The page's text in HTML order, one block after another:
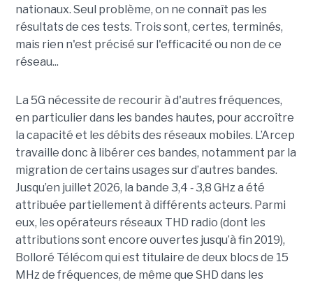
nationaux. Seul problème, on ne connaît pas les
résultats de ces tests. Trois sont, certes, terminés,
mais rien n'est précisé sur l'efficacité ou non de ce
réseau...
La 5G nécessite de recourir à d'autres fréquences,
en particulier dans les bandes hautes, pour accroître
la capacité et les débits des réseaux mobiles. L’Arcep
travaille donc à libérer ces bandes, notamment par la
migration de certains usages sur d’autres bandes.
Jusqu’en juillet 2026, la bande 3,4 ‑ 3,8 GHz a été
attribuée partiellement à différents acteurs. Parmi
eux, les opérateurs réseaux THD radio (dont les
attributions sont encore ouvertes jusqu’à fin 2019),
Bolloré Télécom qui est titulaire de deux blocs de 15
MHz de fréquences, de même que SHD dans les